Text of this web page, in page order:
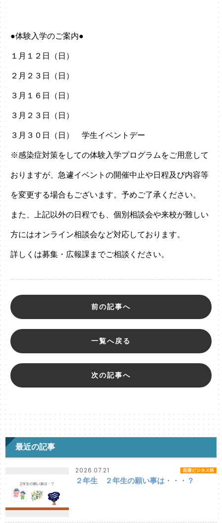
●体験入学のご案内●
１月１２日（日）
２月２３日（日）
３月１６日（日）
３月２３日（日）
３月３０日（日） 学生イベントデー
※感染症対策をしての体験入学プログラムをご用意して
おりますが、急遽イベントの開催中止や日程及び内容等
を変更する場合もございます。予めご了承ください。
また、上記以外の日程でも、個別相談会や来校が難しい
方にはオンライン相談会など対応しております。
詳しくは募集・広報課までご相談ください。
前の記事へ
一覧へ戻る
次の記事へ
最近の記事
2026.07.21 医療ビジネス科
２年生 ２年生の願い事は・・・？